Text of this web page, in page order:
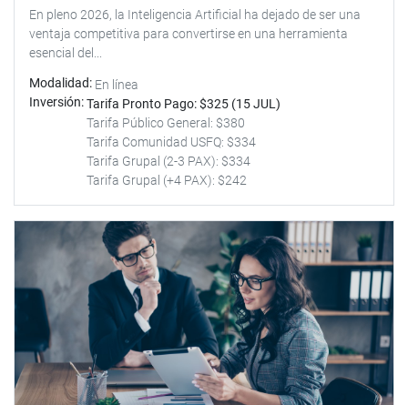
En pleno 2026, la Inteligencia Artificial ha dejado de ser una
ventaja competitiva para convertirse en una herramienta
esencial del...
Modalidad En línea
Inversión Tarifa Pronto Pago: $325 (15 JUL)
Tarifa Público General: $380
Tarifa Comunidad USFQ: $334
Tarifa Grupal (2-3 PAX): $334
Tarifa Grupal (+4 PAX): $242